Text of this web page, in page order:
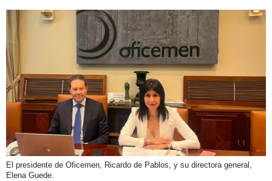
El presidente de Oficemen, Ricardo de Pablos, y su directora general,
Elena Guede.